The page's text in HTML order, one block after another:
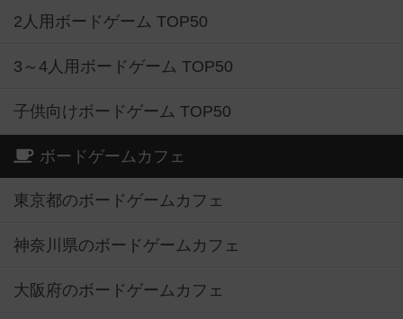
2人用ボードゲーム TOP50
3～4人用ボードゲーム TOP50
子供向けボードゲーム TOP50
ボードゲームカフェ
東京都のボードゲームカフェ
神奈川県のボードゲームカフェ
大阪府のボードゲームカフェ